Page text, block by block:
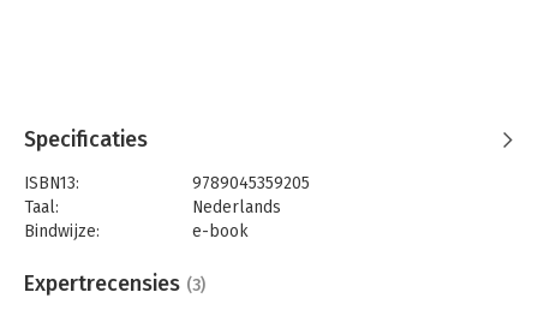
Specificaties
ISBN13:
9789045359205
Taal:
Nederlands
Bindwijze:
e-book
Bestandsformaat:
epub
Expertrecensies (3)